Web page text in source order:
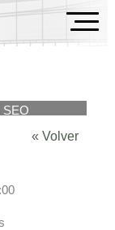
SEO
« Volver